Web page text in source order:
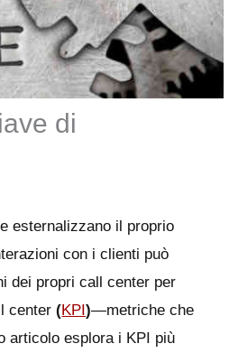
di
esternalizzano il proprio
con i clienti può
dei propri call center per
center(KPI)—metriche che
articolo esplora i KPI più